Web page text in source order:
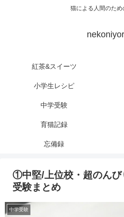
猫による人間のため
紅茶&スイーツ
小学生レシピ
中学受験
育猫記録
忘備録
①中堅/上位校・超のんび
受験まとめ
中学受験